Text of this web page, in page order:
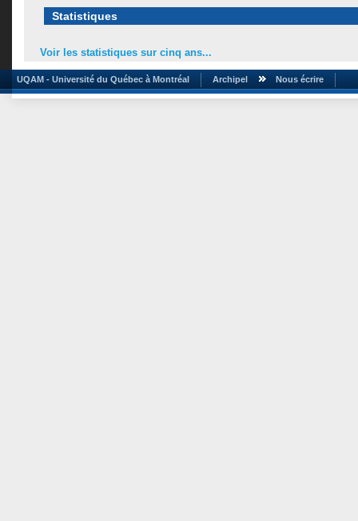
Statistiques
Voir les statistiques sur cinq ans...
UQAM - Université du Québec à Montréal Archipel Nous écrire